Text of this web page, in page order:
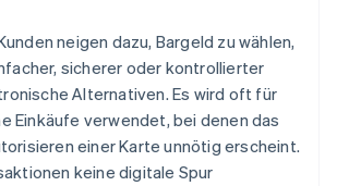
neigen dazu, Bargeld zu wählen,
sicherer oder kontrollierter
Alternativen. Es wird oft für
Einkäufe verwendet, bei denen das
einer Karte unnötig erscheint.
keine digitale Spur